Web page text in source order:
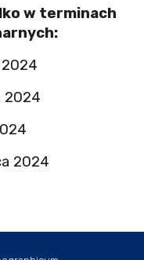
w terminach
2024
2024
2024